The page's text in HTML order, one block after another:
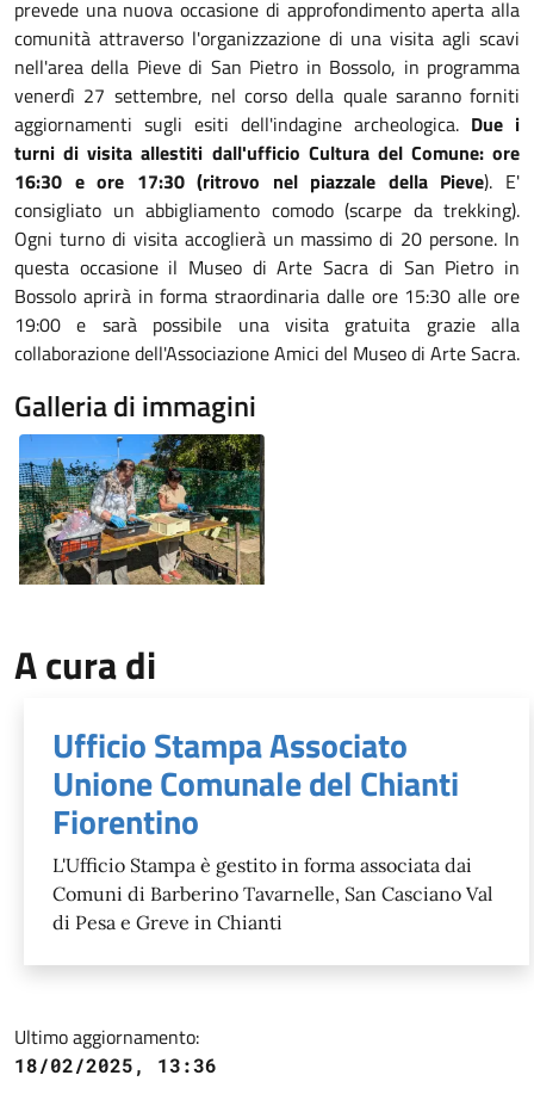
prevede una nuova occasione di approfondimento aperta alla
comunità attraverso l'organizzazione di una visita agli scavi
nell'area della Pieve di San Pietro in Bossolo, in programma
venerdì 27 settembre, nel corso della quale saranno forniti
aggiornamenti sugli esiti dell'indagine archeologica. Due i
turni di visita allestiti dall'ufficio Cultura del Comune: ore
16:30 e ore 17:30 (ritrovo nel piazzale della Pieve). E'
consigliato un abbigliamento comodo (scarpe da trekking).
Ogni turno di visita accoglierà un massimo di 20 persone. In
questa occasione il Museo di Arte Sacra di San Pietro in
Bossolo aprirà in forma straordinaria dalle ore 15:30 alle ore
19:00 e sarà possibile una visita gratuita grazie alla
collaborazione dell'Associazione Amici del Museo di Arte Sacra.
Galleria di immagini
Image
A cura di
Ufficio Stampa Associato
Unione Comunale del Chianti
Fiorentino
L'Ufficio Stampa è gestito in forma associata dai
Comuni di Barberino Tavarnelle, San Casciano Val
di Pesa e Greve in Chianti
Ultimo aggiornamento:
18/02/2025, 13:36